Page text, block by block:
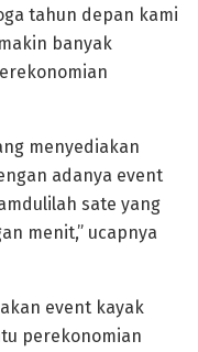
tahun depan kami
banyak
menyediakan
adanya event
sate yang
menit,” ucapnya
event kayak
perekonomian